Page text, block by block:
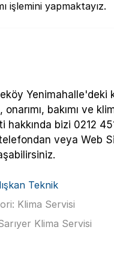
işlemini yapmaktayız.
Yenimahalle'deki
bakımı ve
hakkında bizi 0212
veya Web
Teknik
Klima Servisi
Klima Servisi